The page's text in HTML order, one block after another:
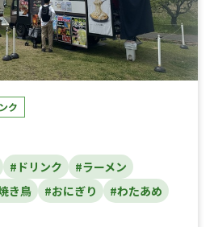
ク
#ドリンク
#ラーメン
き鳥 #おにぎり
#わたあめ